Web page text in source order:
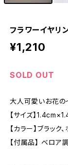
フラワーイヤリ
¥1,210
SOLD OUT
大人可愛いお花の
【サイズ】
【カラー】ブラック
【付属品】 ベロア